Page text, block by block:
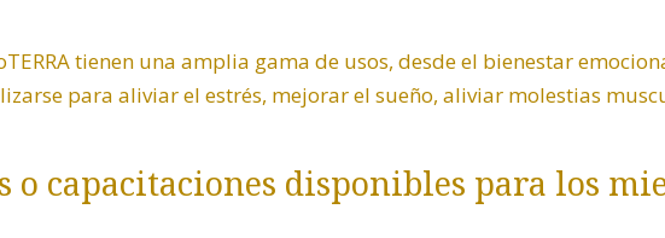
tienen una amplia gama de usos, desde el bienestar
para aliviar el estrés, mejorar el sueño, aliviar molestias
o capacitaciones disponibles para los